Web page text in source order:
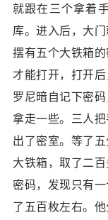
就跟在三个拿着
库。进入后，大
摆有五个大铁箱
才能打开，打开后
罗尼暗自记下密
拿走一些。三人
出了密室。等了
大铁箱，取了二
密码，发现只有
了五百枚左右。